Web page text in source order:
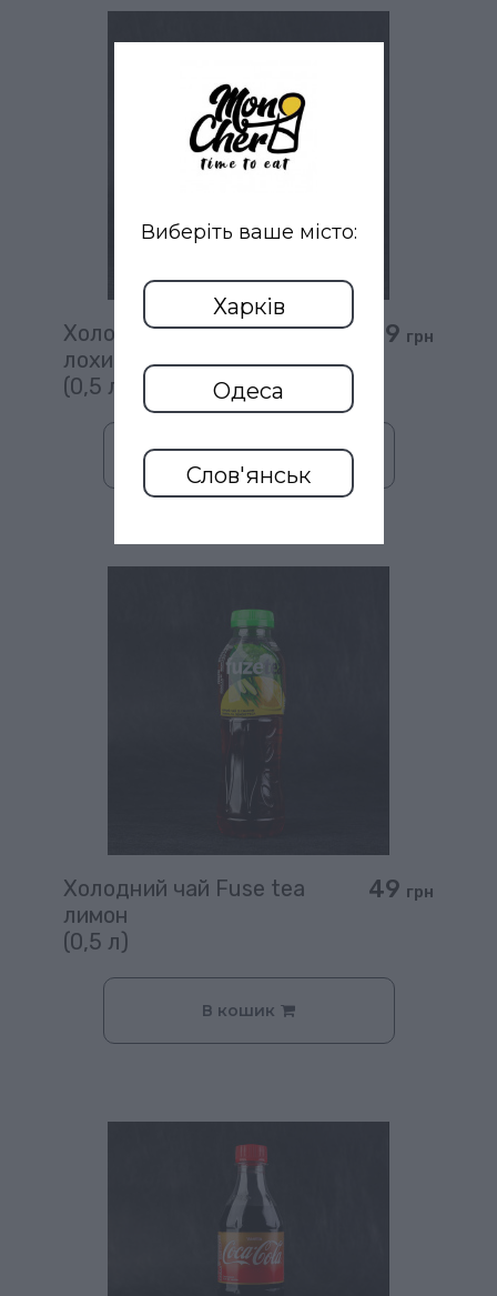
Холодний чай Fuse tea
лохина та лаванда
(0,5 л)
49 грн
В кошик
Холодний чай Fuse tea
лимон
(0,5 л)
49 грн
В кошик
Виберіть ваше місто:
Харків
Одеса
Слов'янськ